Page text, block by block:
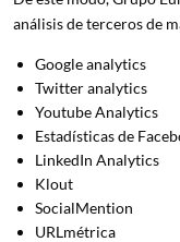
análisis de terceros de
Google analytics
Twitter analytics
Youtube Analytics
Estadísticas de
LinkedIn Analytics
Klout
SocialMention
URLmétrica